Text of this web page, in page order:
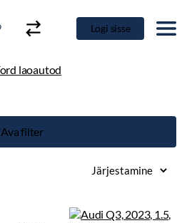
Logi sisse
Ava filter